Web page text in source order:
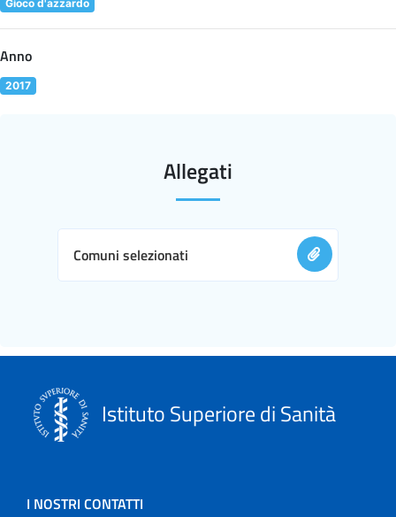
Gioco d'azzardo
Anno
2017
Allegati
Comuni selezionati
Istituto Superiore di Sanità
I NOSTRI CONTATTI